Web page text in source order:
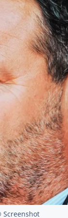
Screenshot